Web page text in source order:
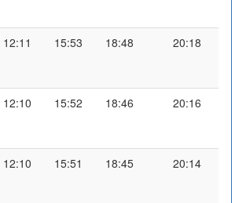
12:11 15:53 18:48 20:18
12:10 15:52 18:46 20:16
12:10 15:51 18:45 20:14